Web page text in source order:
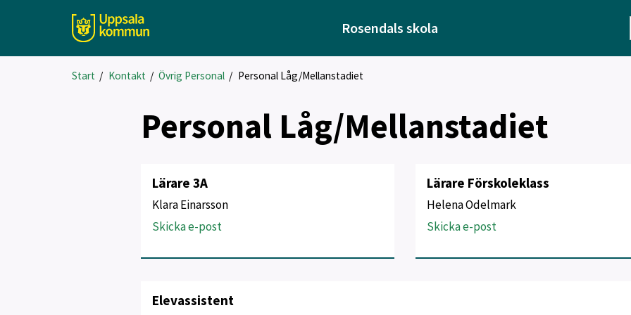
Rosendals skola
Start / Kontakt/ Övrig Personal / Personal Låg/Mellanstadiet
Personal Låg/Mellanstadiet
Lärare 3A
Klara Einarsson
Skicka e-post
Lärare Förskoleklass
Helena Odelmark
Skicka e-post
Elevassistent